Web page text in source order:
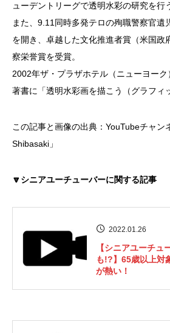
ューデントリーグで透明水彩の研究を行
また、9.11同時多発テロの殉職警察官遺
を開き、卓越した文化推進者賞（米国政
察栄誉賞を受賞。
2002年ザ・プラザホテル（ニューヨーク
著書に「透明水彩画を描こう（グラフィ
この記事と画像の出典：YouTubeチャン
Shibasaki」
🔽シニアユーチューバーに関する記事
2022.01.26
【シニアユーチュ
も!?】65歳以上対
が熱い！